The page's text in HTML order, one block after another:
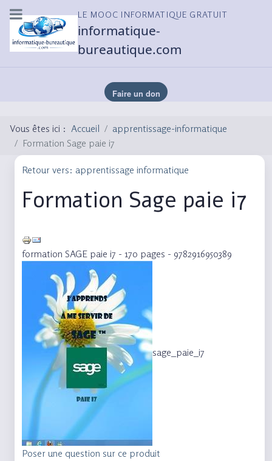
LE MOOC INFORMATIQUE GRATUIT
informatique-
bureautique.com
Vous êtes ici : Accueil
apprentissage-informatique
Formation Sage paie i7
Retour vers: apprentissage informatique
Formation Sage paie i7
formation SAGE paie i7 - 170 pages - 9782916950389
sage_paie_i7
Poser une question sur ce produit